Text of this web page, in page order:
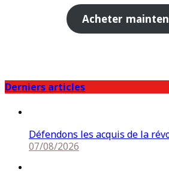
Acheter
Derniers articles
Défendons les acquis de la
07/08/2026